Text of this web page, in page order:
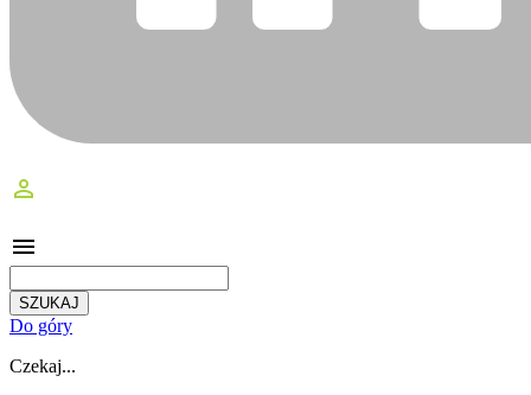
perm_identity
menu
Do góry
Czekaj...